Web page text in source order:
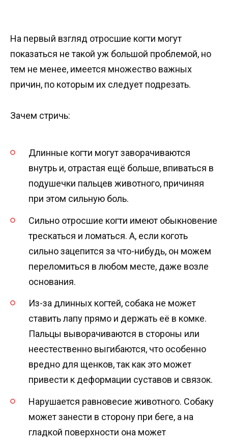
На первый взгляд отросшие когти могут
показаться не такой уж большой проблемой, но
тем не менее, имеется множество важных
причин, по которым их следует подрезать.
Зачем стричь:
Длинные когти могут заворачиваются
внутрь и, отрастая ещё больше, впиваться в
подушечки пальцев животного, причиняя
при этом сильную боль.
Сильно отросшие когти имеют обыкновение
трескаться и ломаться. А, если коготь
сильно зацепится за что-нибудь, он можем
переломиться в любом месте, даже возле
основания.
Из-за длинных когтей, собака не может
ставить лапу прямо и держать её в комке.
Пальцы выворачиваются в стороны или
неестественно выгибаются, что особенно
вредно для щенков, так как это может
привести к деформации суставов и связок.
Нарушается равновесие животного. Собаку
может занести в сторону при беге, а на
гладкой поверхности она может